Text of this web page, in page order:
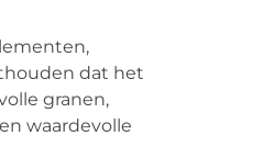
dat het
granen,
waardevolle